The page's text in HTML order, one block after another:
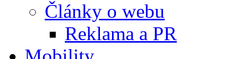
Články o webu
Reklama a PR